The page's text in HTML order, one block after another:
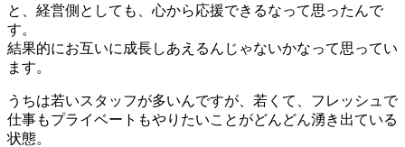
と、経営側としても、⼼から応援できるなって思ったんで
す。
結果的にお互いに成⻑しあえるんじゃないかなって思ってい
ます。
うちは若いスタッフが多いんですが、若くて、フレッシュで
仕事もプライベートもやりたいことがどんどん湧き出ている
状態。